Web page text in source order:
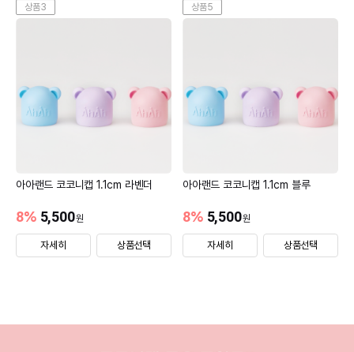
상품3
아아랜드 코코니캡 1.1cm 라벤더
5,500원
8%
자세히 상품선택
상품5
아아랜드 코코니캡 1.1cm 블루
5,500원
8%
자세히 상품선택